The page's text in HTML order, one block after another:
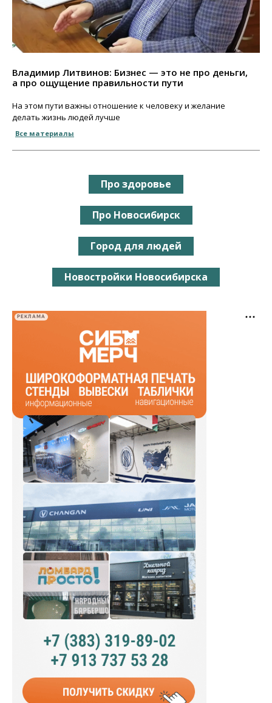
Владимир Литвинов: Бизнес — это не про деньги,
а про ощущение правильности пути
На этом пути важны отношение к человеку и желание
делать жизнь людей лучше
Все материалы
Про здоровье
Про Новосибирск
Город для людей
Новостройки Новосибирска
РЕКЛАМА